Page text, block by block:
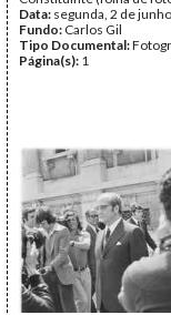
Data: segunda, 2 de
Fundo: Carlos Gil
Tipo Documental:
Página(s): 1